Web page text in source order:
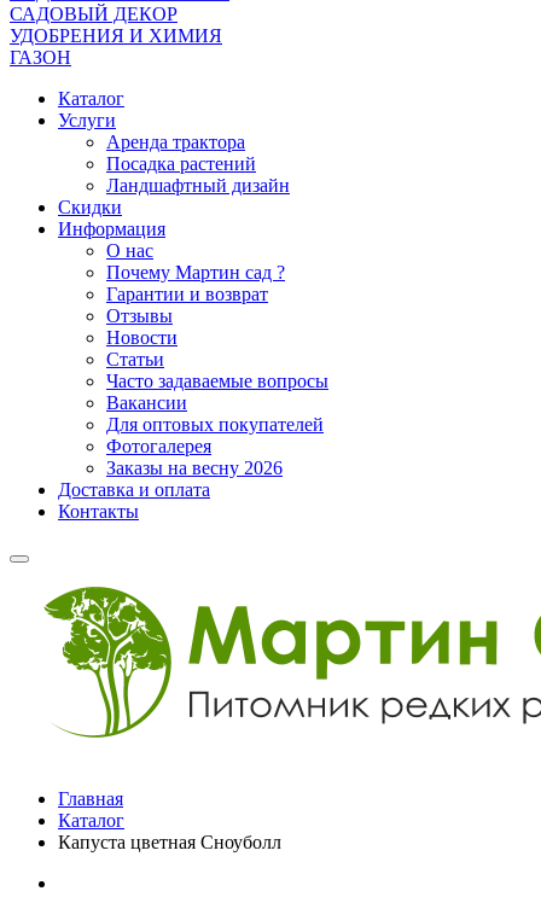
САДОВЫЙ ДЕКОР
УДОБРЕНИЯ И ХИМИЯ
ГАЗОН
Каталог
Услуги
Аренда трактора
Посадка растений
Ландшафтный дизайн
Скидки
Информация
О нас
Почему Мартин сад ?
Гарантии и возврат
Отзывы
Новости
Статьи
Часто задаваемые вопросы
Вакансии
Для оптовых покупателей
Фотогалерея
Заказы на весну 2026
Доставка и оплата
Контакты
Главная
Каталог
Капуста цветная Сноуболл